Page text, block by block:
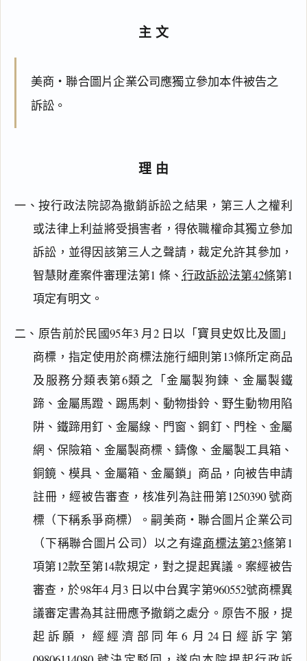
主文
美商‧聯合圖片企業公司應獨立參加本件被告之
訴訟。
理由
一、按行政法院認為撤銷訴訟之結果，第三人之權利
或法律上利益將受損害者，得依職權命其獨立參加
訴訟，並得因該第三人之聲請，裁定允許其參加，
智慧財產案件審理法第1 條、 行政訴訟法第42條第1
項定有明文。
二、原告前於民國95年3 月2 日以「寶貝史奴比及圖」
商標，指定使用於商標法施行細則第13條所定商品
及服務分類表第6類之「金屬製狗鍊、金屬製鐵
蹄、金屬馬蹬、踢馬刺、動物掛鈴、野生動物用陷
阱、鐵蹄用釘、金屬線、門窗、鋼釘、門栓、金屬
網、保險箱、金屬製商標、鑄像、金屬製工具箱、
銅鏡、模具、金屬箱、金屬鎖」商品，向被告申請
註冊，經被告審查，核准列為註冊第1250390 號商
標（下稱系爭商標）。嗣美商‧聯合圖片企業公司
（下稱聯合圖片公司）以之有違商標法第23條第1
項第12款至第14款規定，對之提起異議。案經被告
審查，於98年4 月3 日以中台異字第960552號商標異
議審定書為其註冊應予撤銷之處分。原告不服，提
起訴願，經經濟部同年6 月24日經訴字第